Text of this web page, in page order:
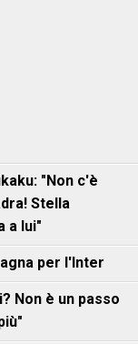
"Non c'è
Stella
a lui"
per l'Inter
Non è un passo